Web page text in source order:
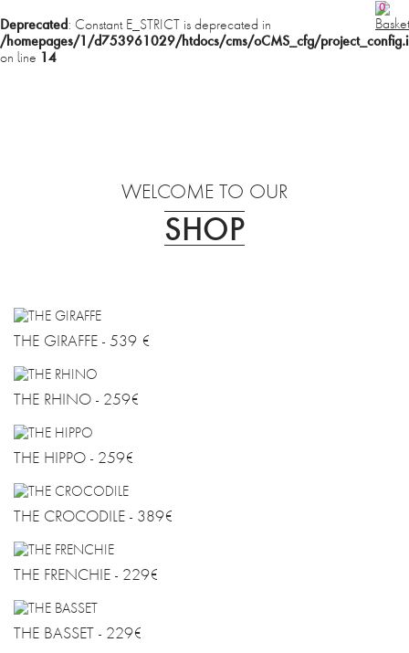
Deprecated: Constant E_STRICT is deprecated in
/homepages/1/d753961029/htdocs/cms/oCMS_cfg/
on line 14
PHILOSOPHIE
DE
0
WELCOME TO OUR
SHOP
THE GIRAFFE - 539 €
THE RHINO - 259€
THE HIPPO - 259€
THE CROCODILE - 389€
THE FRENCHIE - 229€
THE BASSET - 229€